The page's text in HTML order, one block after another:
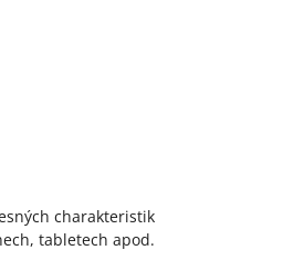
charakteristik
tabletech apod.